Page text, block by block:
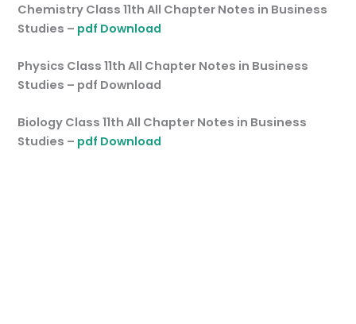
Chemistry Class 11th All Chapter Notes in Business
Studies – pdf Download
Physics Class 11th All Chapter Notes in Business
Studies – pdf Download
Biology Class 11th All Chapter Notes in Business
Studies – pdf Download